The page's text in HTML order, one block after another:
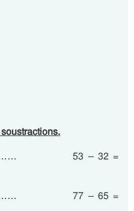
53 – 32 =
77 – 65 =